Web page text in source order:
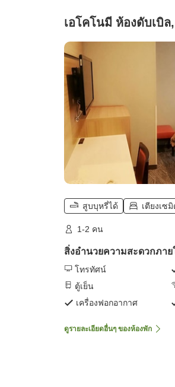
เอโคโนมี ห้องดับเบิ
สูบบุหรี่ได้ เตียงเซ
1-2 คน
สิ่งอำนวยความสะดวกภา
โทรทัศน์
ตู้เย็น
เครื่องฟอกอากาศ
ดูรายละเอียดอื่นๆ ของห้องพัก